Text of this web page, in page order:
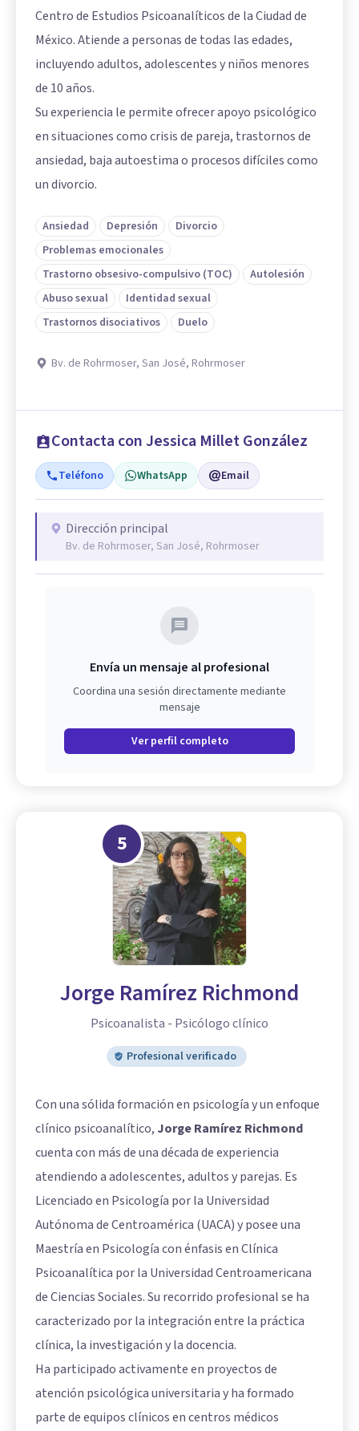
Centro de Estudios Psicoanalíticos de la Ciudad de
México. Atiende a personas de todas las edades,
incluyendo adultos, adolescentes y niños menores
de 10 años.
Su experiencia le permite ofrecer apoyo psicológico
en situaciones como crisis de pareja, trastornos de
ansiedad, baja autoestima o procesos difíciles como
un divorcio.
Ansiedad Depresión
Divorcio
Problemas emocionales
Trastorno obsesivo-compulsivo (TOC)
Autolesión
Abuso sexual
Identidad sexual
Trastornos disociativos
Duelo
Bv. de Rohrmoser, San José, Rohrmoser
Contacta con Jessica Millet González
Teléfono WhatsApp Email
Dirección principal
Bv. de Rohrmoser, San José, Rohrmoser
Envía un mensaje al profesional
Coordina una sesión directamente mediante
mensaje
Ver perfil completo
5
Jorge Ramírez Richmond
Psicoanalista - Psicólogo clínico
Profesional verificado
Con una sólida formación en psicología y un enfoque
clínico psicoanalítico, Jorge Ramírez Richmond
cuenta con más de una década de experiencia
atendiendo a adolescentes, adultos y parejas. Es
Licenciado en Psicología por la Universidad
Autónoma de Centroamérica (UACA) y posee una
Maestría en Psicología con énfasis en Clínica
Psicoanalítica por la Universidad Centroamericana
de Ciencias Sociales. Su recorrido profesional se ha
caracterizado por la integración entre la práctica
clínica, la investigación y la docencia.
Ha participado activamente en proyectos de
atención psicológica universitaria y ha formado
parte de equipos clínicos en centros médicos